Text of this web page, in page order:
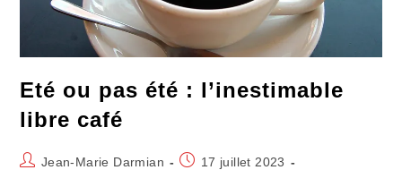
Eté ou pas été : l’inestimable
libre café
Auteur/autrice
Jean-Marie Darmian
Publication
17 juillet 2023